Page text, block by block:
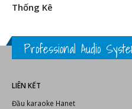
Thống Kê
Professional Audio
LIÊN KẾT
Đầu karaoke Hanet